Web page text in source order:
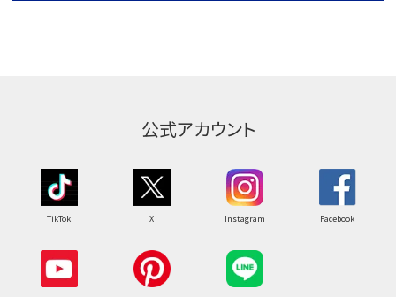
公式アカウント
TikTok X Instagram Facebook